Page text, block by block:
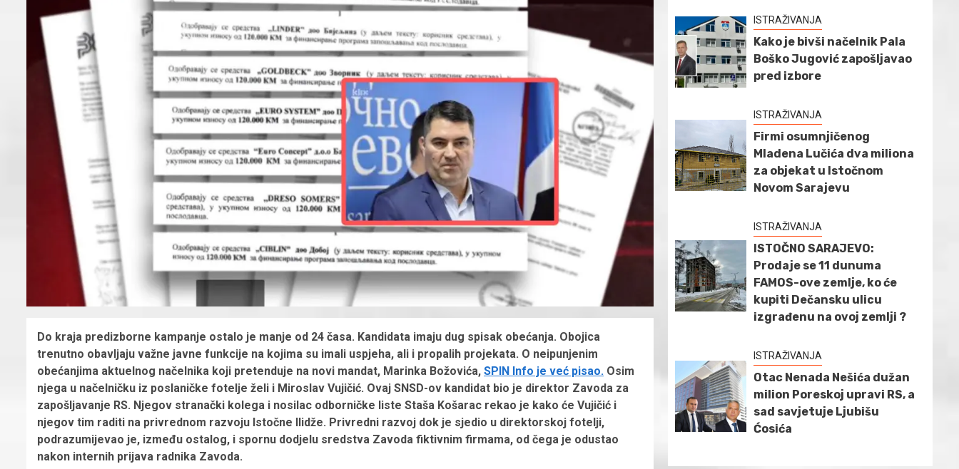
Do kraja predizborne kampanje ostalo je manje od 24 časa. Kandidata imaju dug spisak obećanja. Obojica
trenutno obavljaju važne javne funkcije na kojima su imali uspjeha, ali i propalih projekata. O neipunjenim
obećanjima aktuelnog načelnika koji pretenduje na novi mandat, Marinka Božovića, SPIN Info je već pisao. Osim
njega u načelničku iz poslaničke fotelje želi i Miroslav Vujičić. Ovaj SNSD-ov kandidat bio je direktor Zavoda za
zapošljavanje RS. Njegov stranački kolega i nosilac odborničke liste Staša Košarac rekao je kako će Vujičić i
njegov tim raditi na privrednom razvoju Istočne Ilidže. Privredni razvoj dok je sjedio u direktorskoj fotelji,
podrazumijevao je, između ostalog, i spornu dodjelu sredstva Zavoda fiktivnim firmama, od čega je odustao
nakon internih prijava radnika Zavoda.
ISTRAŽIVANJA
Kako je bivši načelnik Pala
Boško Jugović zapošljavao
pred izbore
ISTRAŽIVANJA
Firmi osumnjičenog
Mladena Lučića dva miliona
za objekat u Istočnom
Novom Sarajevu
ISTRAŽIVANJA
ISTOČNO SARAJEVO:
Prodaje se 11 dunuma
FAMOS-ove zemlje, ko će
kupiti Dečansku ulicu
izgrađenu na ovoj zemlji ?
ISTRAŽIVANJA
Otac Nenada Nešića dužan
milion Poreskoj upravi RS, a
sad savjetuje Ljubišu
Ćosića